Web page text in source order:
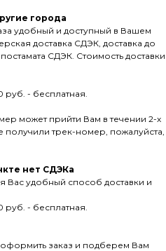
города
удобный и доступный в Вашем
доставка СДЭК, доставка до
СДЭК. Стоимость доставки
руб. - бесплатная.
может прийти Вам в течении 2-х
получили трек-номер, пожалуйста,
нет СДЭКа
удобный способ доставки и
руб. - бесплатная.
заказ и подберем Вам